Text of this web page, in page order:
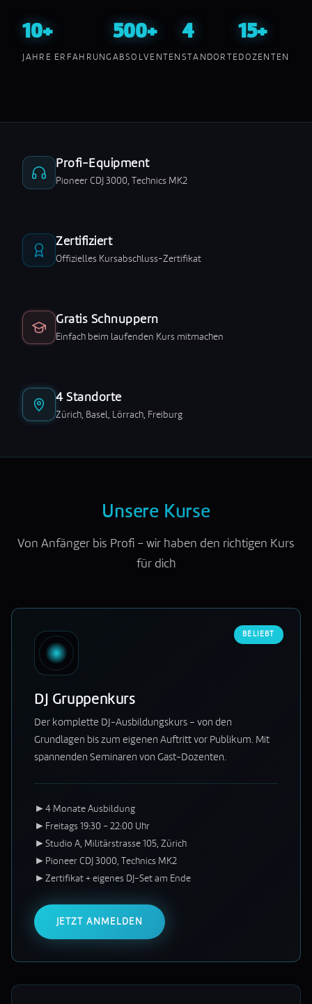
10+
JAHRE ERFAHRUNG
500+
ABSOLVENTEN
4
STANDORTE
15+
DOZENTEN
Profi-Equipment
Pioneer CDJ 3000, Technics MK2
Zertifiziert
Offizielles Kursabschluss-Zertifikat
Gratis Schnuppern
Einfach beim laufenden Kurs mitmachen
4 Standorte
Zürich, Basel, Lörrach, Freiburg
Unsere Kurse
Von Anfänger bis Profi – wir haben den richtigen Kurs
für dich
BELIEBT
DJ Gruppenkurs
Der komplette DJ-Ausbildungskurs – von den
Grundlagen bis zum eigenen Auftritt vor Publikum. Mit
spannenden Seminaren von Gast-Dozenten.
► 4 Monate Ausbildung
► Freitags 19:30 – 22:00 Uhr
► Studio A, Militärstrasse 105, Zürich
► Pioneer CDJ 3000, Technics MK2
► Zertifikat + eigenes DJ-Set am Ende
JETZT ANMELDEN